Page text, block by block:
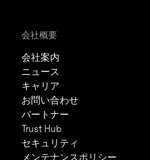
会社概要
会社案内
ニュース
キャリア
お問い合わせ
パートナー
Trust Hub
セキュリティ
メンテナンスポリシー